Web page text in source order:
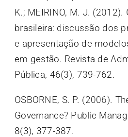
K.; MEIRINO, M. J. (2012).
brasileira: discussão dos
e apresentação de
em gestão. Revista de
Pública, 46(3), 739-762.
OSBORNE, S. P. (2006).
Governance? Public
8(3), 377-387.